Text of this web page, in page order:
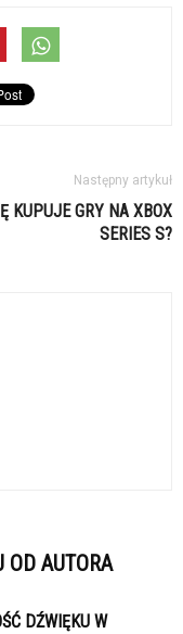
Następny artykuł
KUPUJE GRY NA XBOX
SERIES S?
OD AUTORA
DŹWIĘKU W